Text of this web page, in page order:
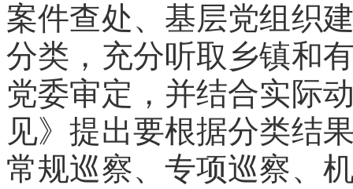
案件查处、基层党组织
分类，充分听取乡镇和
党委审定，并结合实际
见》提出要根据分类结
常规巡察、专项巡察、